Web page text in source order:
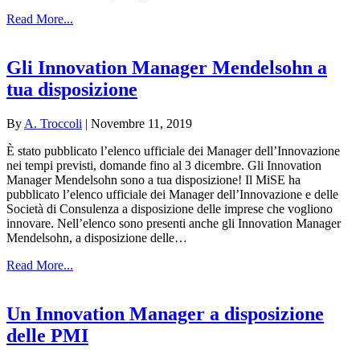
Read More...
Gli Innovation Manager Mendelsohn a
tua disposizione
By A. Troccoli | Novembre 11, 2019
È stato pubblicato l’elenco ufficiale dei Manager dell’Innovazione
nei tempi previsti, domande fino al 3 dicembre. Gli Innovation
Manager Mendelsohn sono a tua disposizione! Il MiSE ha
pubblicato l’elenco ufficiale dei Manager dell’Innovazione e delle
Società di Consulenza a disposizione delle imprese che vogliono
innovare. Nell’elenco sono presenti anche gli Innovation Manager
Mendelsohn, a disposizione delle…
Read More...
Un Innovation Manager a disposizione
delle PMI